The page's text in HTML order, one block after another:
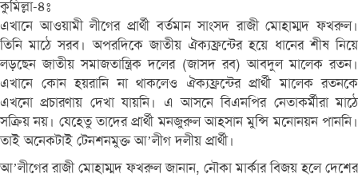
কুমিল্লা-৪ঃ
এখানে আওয়ামী লীগের প্রার্থী বর্তমান সাংসদ রাজী মোহাম্মদ ফখরুল।
তিনি মাঠে সরব। অপরদিকে জাতীয় ঐক্যফ্রন্টের হয়ে ধানের শীষ নিয়ে
লড়ছেন জাতীয় সমাজতান্ত্রিক দলের (জাসদ রব) আবদুল মালেক রতন।
এখানে কোন হয়রানি না থাকলেও ঐক্যফ্রন্টের প্রার্থী মালেক রতনকে
এখনো প্রচারণায় দেখা যায়নি। এ আসনে বিএনপির নেতাকর্মীরা মাঠে
সক্রিয় নয়। যেহেতু তাদের প্রার্থী মনজুরুল আহসান মুন্সি মনোনয়ন পাননি।
তাই অনেকটাই টেনশনমুক্ত আ’লীগ দলীয় প্রার্থী।
আ’লীগের রাজী মোহাম্মদ ফখরুল জানান, নৌকা মার্কার বিজয় হলে দেশের